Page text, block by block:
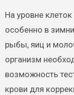
На уровне
особенно в
рыбы, яиц и
организм
возможность
крови для